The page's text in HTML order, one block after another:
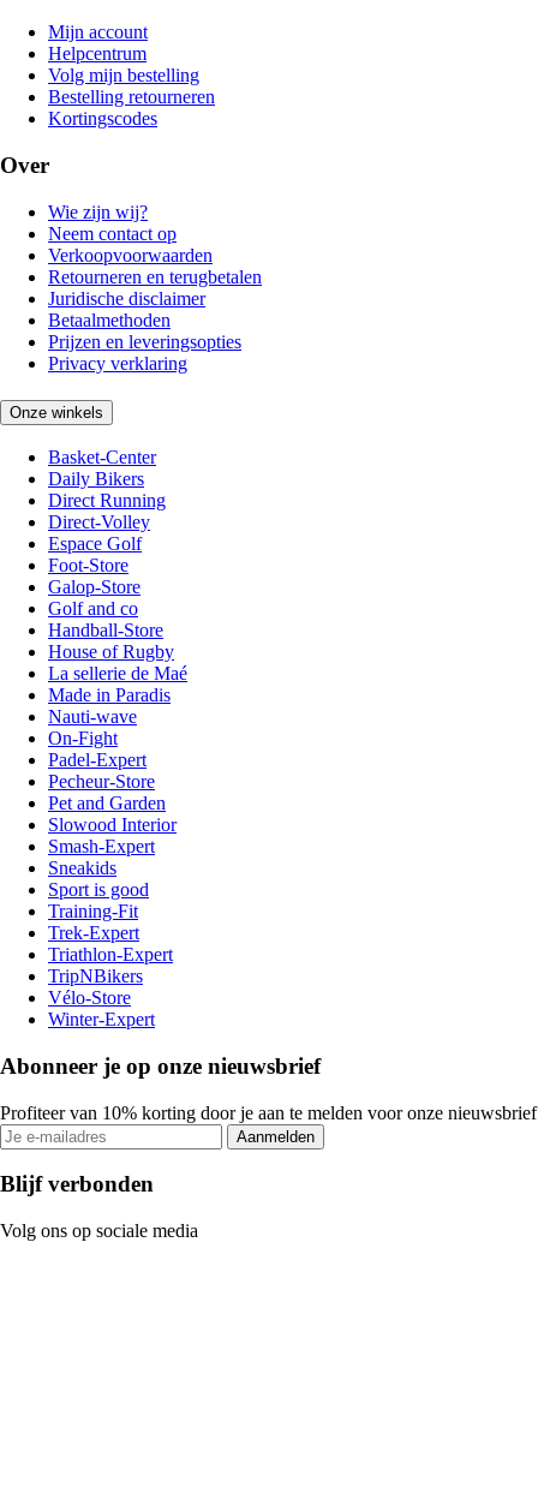
Mijn account
Helpcentrum
Volg mijn bestelling
Bestelling retourneren
Kortingscodes
Over
Wie zijn wij?
Neem contact op
Verkoopvoorwaarden
Retourneren en terugbetalen
Juridische disclaimer
Betaalmethoden
Prijzen en leveringsopties
Privacy verklaring
Onze winkels
Basket-Center
Daily Bikers
Direct Running
Direct-Volley
Espace Golf
Foot-Store
Galop-Store
Golf and co
Handball-Store
House of Rugby
La sellerie de Maé
Made in Paradis
Nauti-wave
On-Fight
Padel-Expert
Pecheur-Store
Pet and Garden
Slowood Interior
Smash-Expert
Sneakids
Sport is good
Training-Fit
Trek-Expert
Triathlon-Expert
TripNBikers
Vélo-Store
Winter-Expert
Abonneer je op onze nieuwsbrief
Profiteer van 10% korting door je aan te melden voor onze nieuwsbrief
Aanmelden
Blijf verbonden
Volg ons op sociale media